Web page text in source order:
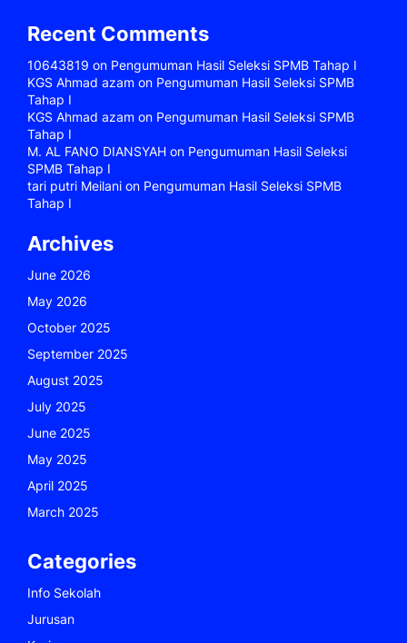
Recent Comments
10643819 on Pengumuman Hasil Seleksi SPMB Tahap I
KGS Ahmad azam on Pengumuman Hasil Seleksi SPMB
Tahap I
KGS Ahmad azam on Pengumuman Hasil Seleksi SPMB
Tahap I
M. AL FANO DIANSYAH on Pengumuman Hasil Seleksi
SPMB Tahap I
tari putri Meilani on Pengumuman Hasil Seleksi SPMB
Tahap I
Archives
June 2026
May 2026
October 2025
September 2025
August 2025
July 2025
June 2025
May 2025
April 2025
March 2025
Categories
Info Sekolah
Jurusan